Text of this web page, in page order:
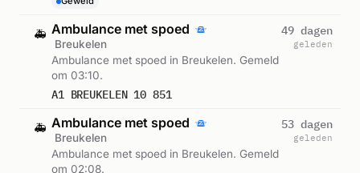
🚑 Ambulance met spoed
Breukelen
Ambulance met spoed in Breukelen. Gemeld
om 03:10.
A1 BREUKELEN 10 851
49 dagen
geleden
🚑 Ambulance met spoed
Breukelen
Ambulance met spoed in Breukelen. Gemeld
om 02:08.
53 dagen
geleden